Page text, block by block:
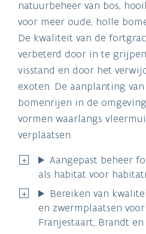
natuurbeheer van bos,
voor meer oude, holle
De kwaliteit van de
verbeterd door in te
visstand en door het
exoten. De aanplanting
bomenrijen in de
vormen waarlangs
verplaatsen.
Aangepast beheer
als habitat voor
Bereiken van
en zwermplaatsen
Franjestaart, Brandt